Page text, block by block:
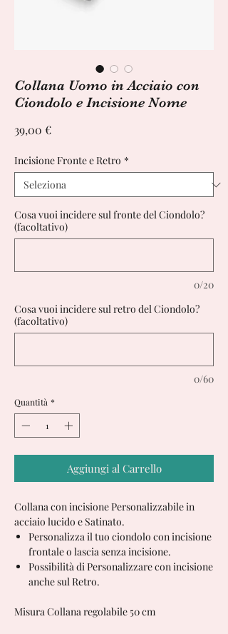
Collana Uomo in Acciaio con
Ciondolo e Incisione Nome
39,00 €Prezzo
Incisione Fronte e Retro *
Cosa vuoi incidere sul fronte del Ciondolo?
(facoltativo)
0/20
Cosa vuoi incidere sul retro del Ciondolo?
(facoltativo)
0/60
Quantità *
Aggiungi al Carrello
Collana con incisione Personalizzabile in
acciaio lucido e Satinato.
Personalizza il tuo ciondolo con incisione
frontale o lascia senza incisione.
Possibilità di Personalizzare con incisione
anche sul Retro.
Misura Collana regolabile 50 cm